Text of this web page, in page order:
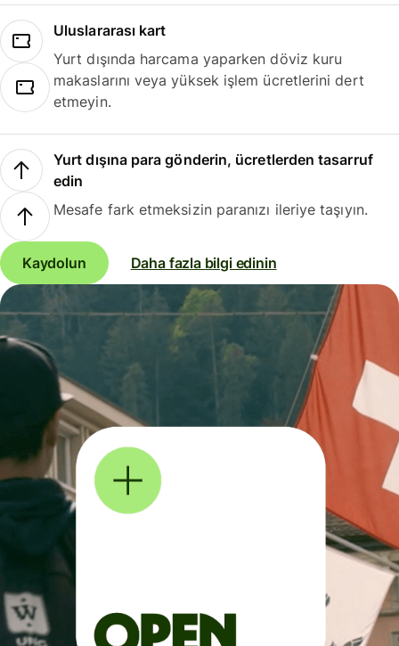
Uluslararası kart
Yurt dışında harcama yaparken döviz kuru
makaslarını veya yüksek işlem ücretlerini dert
etmeyin.
Yurt dışına para gönderin, ücretlerden tasarruf
edin
Mesafe fark etmeksizin paranızı ileriye taşıyın.
Kaydolun Daha fazla bilgi edinin